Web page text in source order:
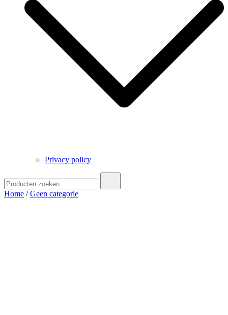
Privacy policy
naar:
Home /Geen categorie